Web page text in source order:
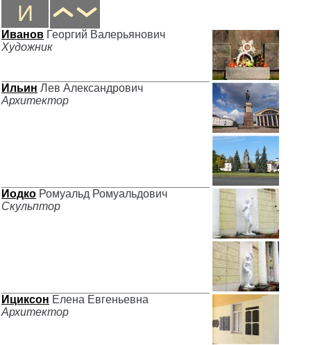
И
Иванов Георгий Валерьянович
Художник
Ильин Лев Александрович
Архитектор
Иодко Ромуальд Ромуальдович
Скульптор
Ициксон Елена Евгеньевна
Архитектор